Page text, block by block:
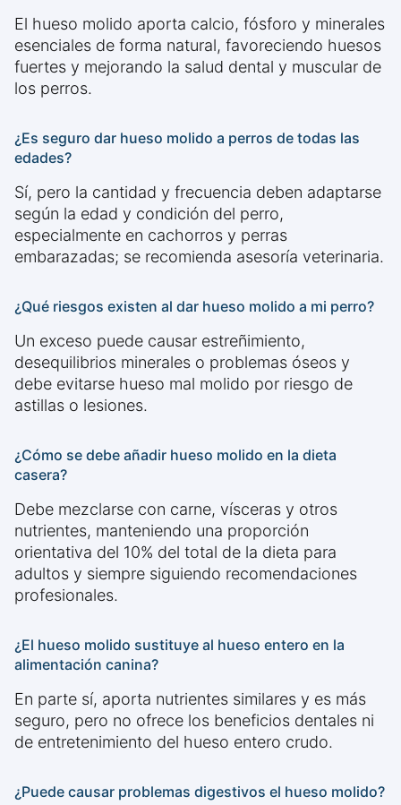
El hueso molido aporta calcio, fósforo y minerales
esenciales de forma natural, favoreciendo huesos
fuertes y mejorando la salud dental y muscular de
los perros.
¿Es seguro dar hueso molido a perros de todas las
edades?
Sí, pero la cantidad y frecuencia deben adaptarse
según la edad y condición del perro,
especialmente en cachorros y perras
embarazadas; se recomienda asesoría veterinaria.
¿Qué riesgos existen al dar hueso molido a mi perro?
Un exceso puede causar estreñimiento,
desequilibrios minerales o problemas óseos y
debe evitarse hueso mal molido por riesgo de
astillas o lesiones.
¿Cómo se debe añadir hueso molido en la dieta
casera?
Debe mezclarse con carne, vísceras y otros
nutrientes, manteniendo una proporción
orientativa del 10% del total de la dieta para
adultos y siempre siguiendo recomendaciones
profesionales.
¿El hueso molido sustituye al hueso entero en la
alimentación canina?
En parte sí, aporta nutrientes similares y es más
seguro, pero no ofrece los beneficios dentales ni
de entretenimiento del hueso entero crudo.
¿Puede causar problemas digestivos el hueso molido?